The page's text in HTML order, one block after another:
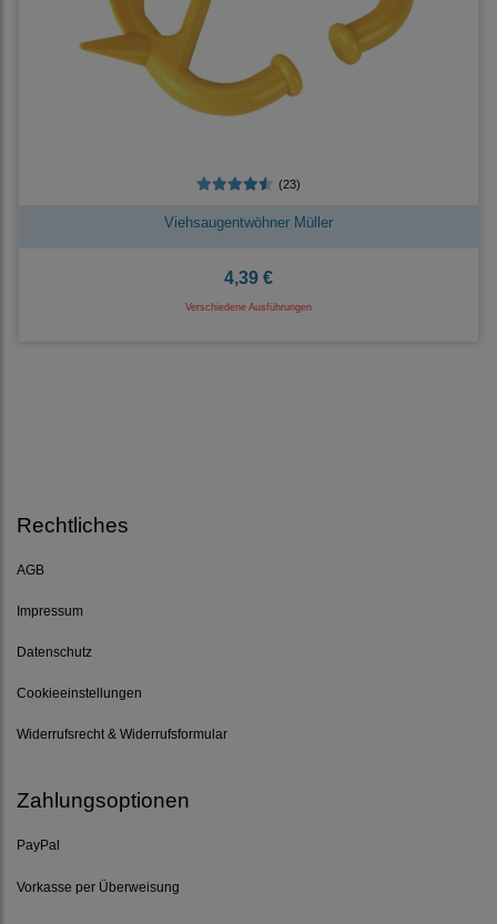
(23)
Viehsaugentwöhner Müller
4,39 €
Verschiedene Ausführungen
Rechtliches
AGB
Impressum
Datenschutz
Cookieeinstellungen
Widerrufsrecht & Widerrufsformular
Zahlungsoptionen
PayPal
Vorkasse per Überweisung